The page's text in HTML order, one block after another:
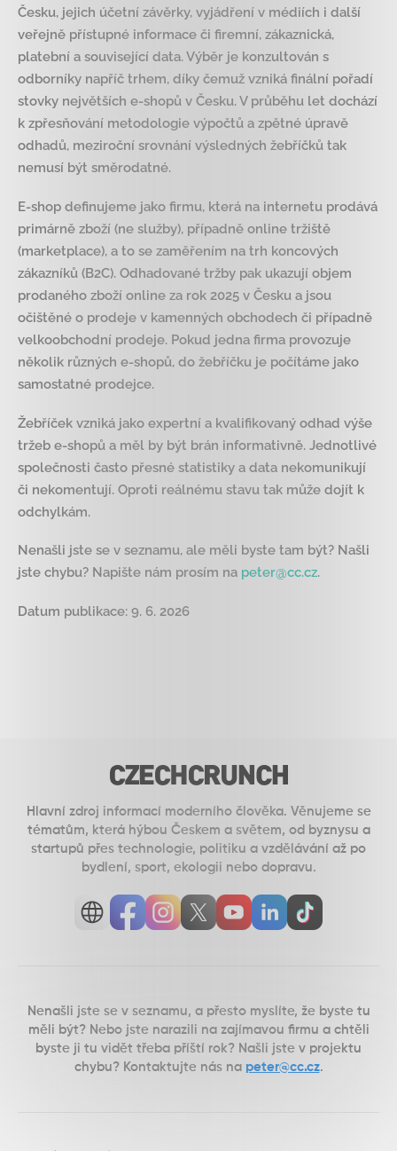
Česku, jejich účetní závěrky, vyjádření v médiích i další
veřejně přístupné informace či firemní, zákaznická,
platební a související data. Výběr je konzultován s
odborníky napříč trhem, díky čemuž vzniká finální pořadí
stovky největších e-shopů v Česku. V průběhu let dochází
k zpřesňování metodologie výpočtů a zpětné úpravě
odhadů, meziroční srovnání výsledných žebříčků tak
nemusí být směrodatné.
E-shop definujeme jako firmu, která na internetu prodává
primárně zboží (ne služby), případně online tržiště
(marketplace), a to se zaměřením na trh koncových
zákazníků (B2C). Odhadované tržby pak ukazují objem
prodaného zboží online za rok 2025 v Česku a jsou
očištěné o prodeje v kamenných obchodech či případně
velkoobchodní prodeje. Pokud jedna firma provozuje
několik různých e-shopů, do žebříčku je počítáme jako
samostatné prodejce.
Žebříček vzniká jako expertní a kvalifikovaný odhad výše
tržeb e-shopů a měl by být brán informativně. Jednotlivé
společnosti často přesné statistiky a data nekomunikují
či nekomentují. Oproti reálnému stavu tak může dojít k
odchylkám.
Nenašli jste se v seznamu, ale měli byste tam být? Našli
jste chybu? Napište nám prosím na peter@cc.cz.
Datum publikace: 9. 6. 2026
Hlavní zdroj informací moderního člověka. Věnujeme se
tématům, která hýbou Českem a světem, od byznysu a
startupů přes technologie, politiku a vzdělávání až po
bydlení, sport, ekologii nebo dopravu.
Otevřít
web
Otevřít
Facebook
Otevřít
Instagram
Otevřít
Twitter
Otevřít
Youtube
Otevřít
Linkedin
Otevřít
TikTok
Nenašli jste se v seznamu, a přesto myslíte, že byste tu
měli být? Nebo jste narazili na zajímavou firmu a chtěli
byste ji tu vidět třeba příští rok? Našli jste v projektu
chybu? Kontaktujte nás na peter@cc.cz.